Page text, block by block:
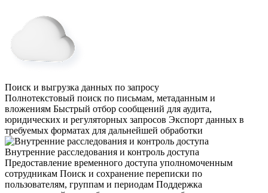
Поиск и выгрузка данных по запросу
Полнотекстовый поиск по письмам, метаданным и
вложениям Быстрый отбор сообщений для аудита,
юридических и регуляторных запросов Экспорт данных в
требуемых форматах для дальнейшей обработки
Внутренние расследования и контроль доступа
Предоставление временного доступа уполномоченным
сотрудникам Поиск и сохранение переписки по
пользователям, группам и периодам Поддержка